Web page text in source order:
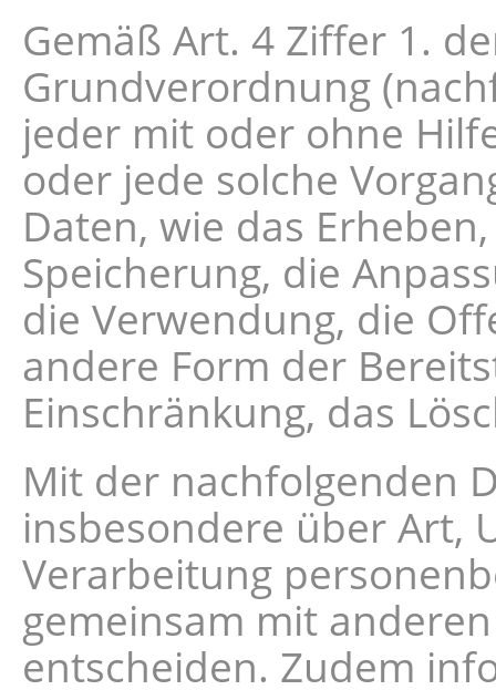
Gemäß Art. 4 Ziffer 1.
Grundverordnung
jeder mit oder ohne
oder jede solche
Daten, wie das
Speicherung, die
die Verwendung, die
andere Form der
Einschränkung, das
Mit der nachfolgenden
insbesondere über Art,
Verarbeitung
gemeinsam mit
entscheiden. Zudem